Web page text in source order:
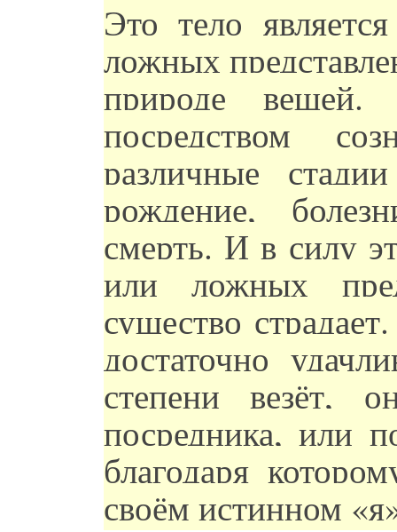
Это тело
ложных
природе
посредством
различные
рождение,
смерть. И в силу
или ложных
существо
достаточно
степени везёт,
посредника, или
благодаря
своём истинном